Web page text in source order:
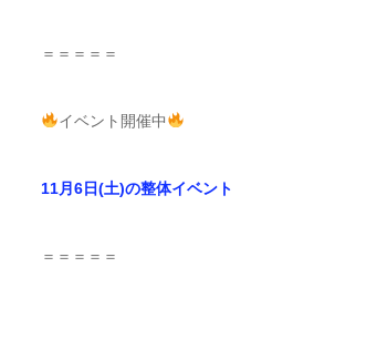
＝＝＝＝＝
イベント開催中
11月6日(土)の整体イベント
＝＝＝＝＝